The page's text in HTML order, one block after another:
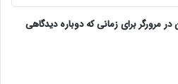
مرورگر برای زمانی که دوباره دیدگاهی